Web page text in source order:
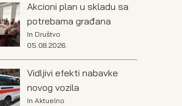
Akcioni plan u skladu sa
potrebama građana
In Društvo
05.08.2026.
Vidljivi efekti nabavke
novog vozila
In Aktuelno